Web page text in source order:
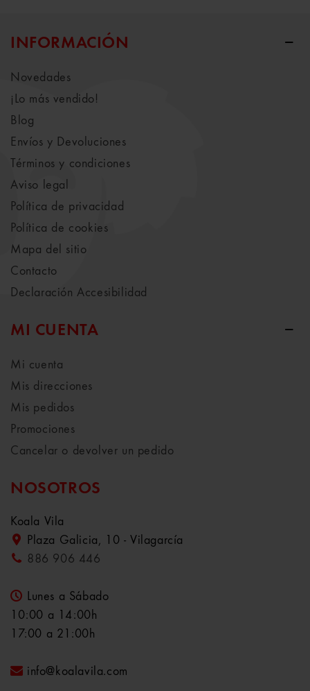
INFORMACIÓN
Novedades
¡Lo más vendido!
Blog
Envíos y Devoluciones
Términos y condiciones
Aviso legal
Política de privacidad
Política de cookies
Mapa del sitio
Contacto
Declaración Accesibilidad
MI CUENTA
Mi cuenta
Mis direcciones
Mis pedidos
Promociones
Cancelar o devolver un pedido
NOSOTROS
Koala Vila
Plaza Galicia, 10 - Vilagarcía
886 906 446
Lunes a Sábado
10:00 a 14:00h
17:00 a 21:00h
info@koalavila.com